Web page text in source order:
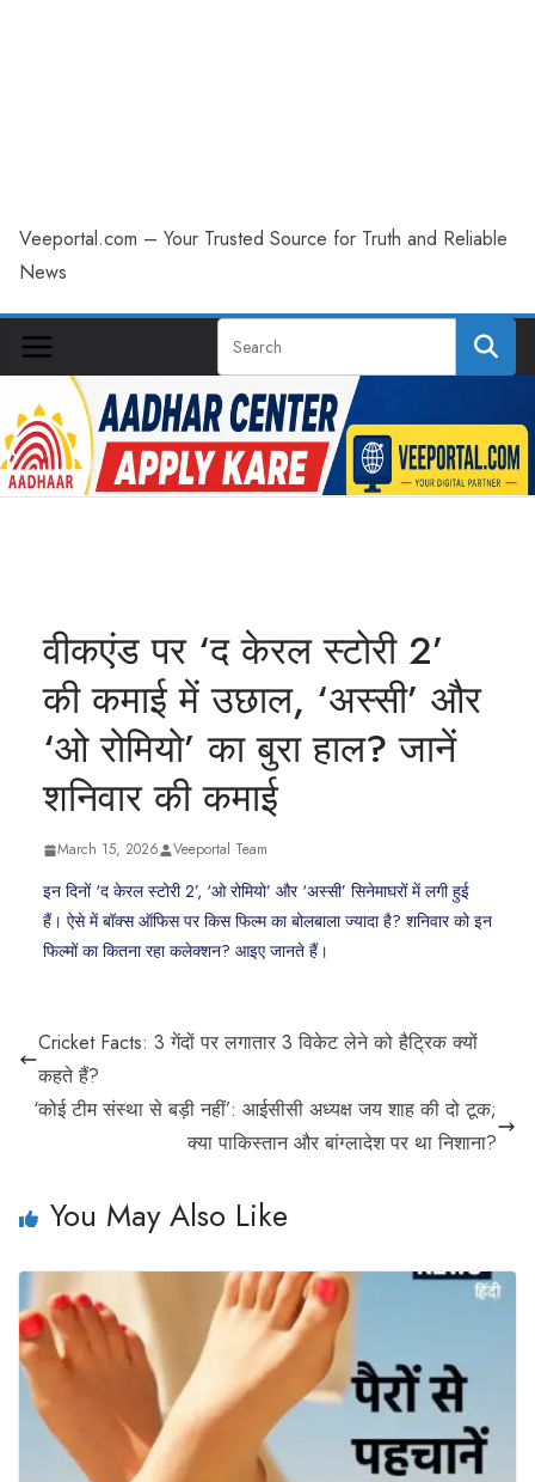
Veeportal.com – Your Trusted Source for Truth and Reliable
News
वीकएंड पर ‘द केरल स्टोरी 2’
की कमाई में उछाल, ‘अस्सी’ और
‘ओ रोमियो’ का बुरा हाल? जानें
शनिवार की कमाई
March 15, 2026 Veeportal Team
इन दिनों ‘द केरल स्टोरी 2’, ‘ओ रोमियो’ और ‘अस्सी’ सिनेमाघरों में लगी हुई
हैं। ऐसे में बॉक्स ऑफिस पर किस फिल्म का बोलबाला ज्यादा है? शनिवार को इन
फिल्मों का कितना रहा कलेक्शन? आइए जानते हैं।
Cricket Facts: 3 गेंदों पर लगातार 3 विकेट लेने को हैट्रिक क्यों
कहते हैं?
‘कोई टीम संस्था से बड़ी नहीं’: आईसीसी अध्यक्ष जय शाह की दो टूक;
क्या पाकिस्तान और बांग्लादेश पर था निशाना?
You May Also Like